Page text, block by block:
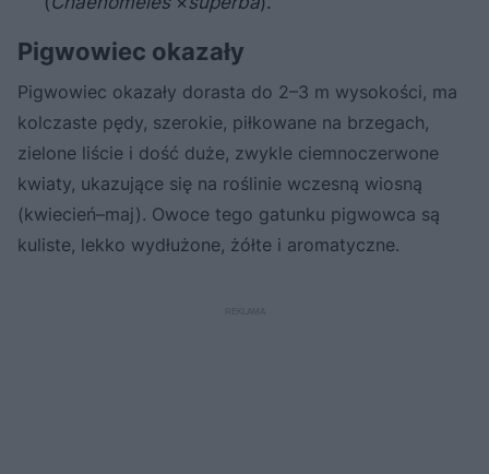
Pigwowiec okazały
Pigwowiec okazały dorasta do 2–3 m wysokości, ma
kolczaste pędy, szerokie, piłkowane na brzegach,
zielone liście i dość duże, zwykle ciemnoczerwone
kwiaty, ukazujące się na roślinie wczesną wiosną
(kwiecień–maj). Owoce tego gatunku pigwowca są
kuliste, lekko wydłużone, żółte i aromatyczne.